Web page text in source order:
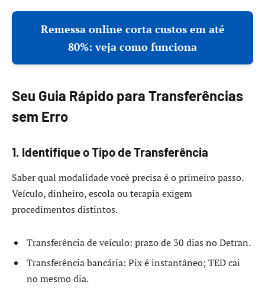
Remessa online corta custos em até
80%: veja como funciona
Seu Guia Rápido para Transferências
sem Erro
1. Identifique o Tipo de Transferência
Saber qual modalidade você precisa é o primeiro passo.
Veículo, dinheiro, escola ou terapia exigem
procedimentos distintos.
Transferência de veículo: prazo de 30 dias no Detran.
Transferência bancária: Pix é instantâneo; TED cai
no mesmo dia.